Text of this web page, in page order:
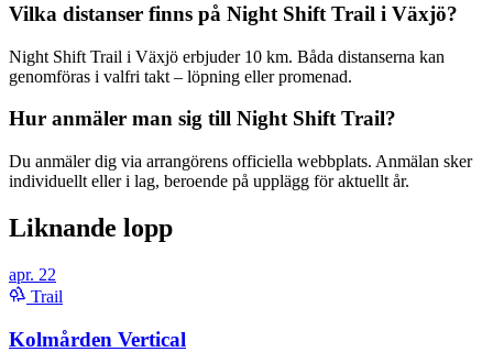
Vilka distanser finns på Night Shift Trail i Växjö?
Night Shift Trail i Växjö erbjuder 10 km. Båda distanserna kan
genomföras i valfri takt – löpning eller promenad.
Hur anmäler man sig till Night Shift Trail?
Du anmäler dig via arrangörens officiella webbplats. Anmälan sker
individuellt eller i lag, beroende på upplägg för aktuellt år.
Liknande lopp
apr. 22
Trail
Kolmården Vertical